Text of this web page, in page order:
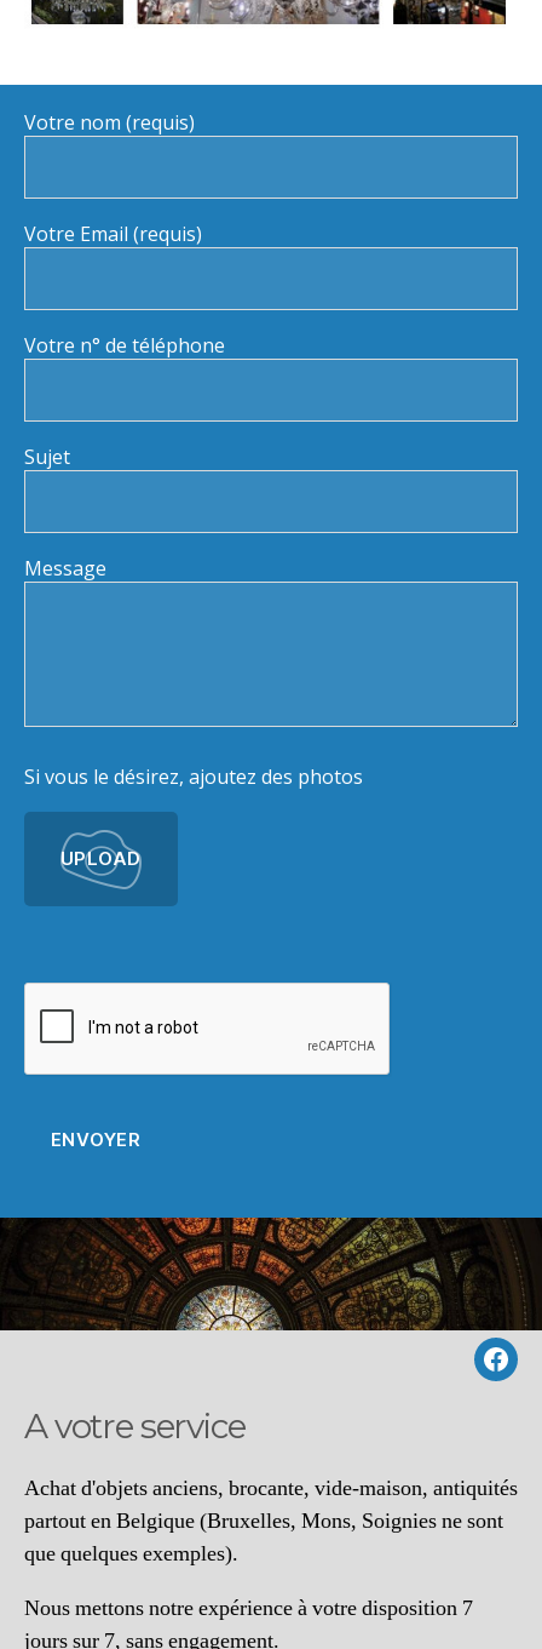
Votre nom (requis)
Votre Email (requis)
Votre n° de téléphone
Sujet
Message
Si vous le désirez, ajoutez des photos
A votre service
Achat d'objets anciens, brocante, vide-maison, antiquités
partout en Belgique (Bruxelles, Mons, Soignies ne sont
que quelques exemples).
Nous mettons notre expérience à votre disposition 7
jours sur 7, sans engagement.